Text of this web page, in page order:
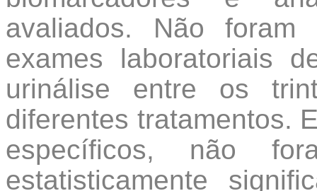
avaliados. Não foram
exames laboratoriais
urinálise entre os
diferentes tratamentos.
específicos, não
estatisticamente